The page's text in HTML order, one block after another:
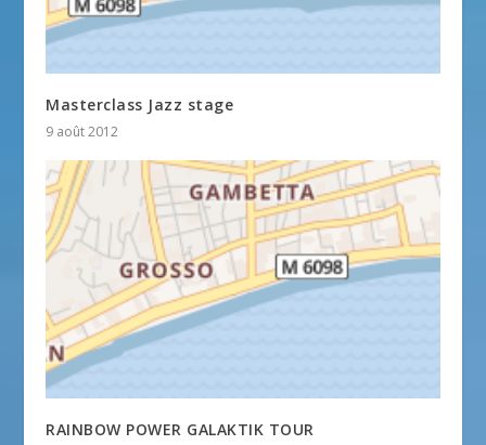
Masterclass Jazz stage
9 août 2012
RAINBOW POWER GALAKTIK TOUR